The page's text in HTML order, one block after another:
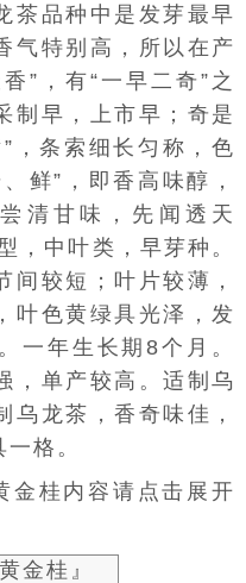
茶品种中是发芽最早
气特别高，所以在产
”，有“一早二奇”之
制早，上市早；奇是
，条索细长匀称，色
鲜”，即香高味醇，
清甘味，先闻透天
，中叶类，早芽种。
间较短；叶片较薄，
叶色黄绿具光泽，发
一年生长期8个月。
，单产较高。适制乌
乌龙茶，香奇味佳，
格。
金桂内容请点击展开
金桂』